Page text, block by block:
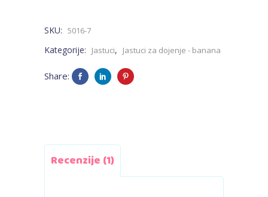
SKU: 5016-7
Kategorije: Jastuci, Jastuci za dojenje - banana
Share:
Recenzije (1)